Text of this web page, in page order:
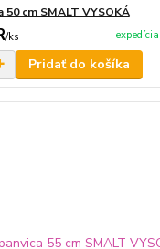
50 cm SMALT VYSOKÁ
/ks
Pridať do košíka